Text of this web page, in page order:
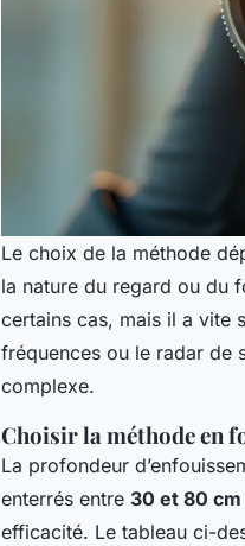
Le choix de la méthode
la nature du regard ou du
certains cas, mais il a vite
fréquences ou le radar de
complexe.
Choisir la méthode en
La profondeur
enterrés entre 30 et 80 cm
efficacité. Le tableau ci-